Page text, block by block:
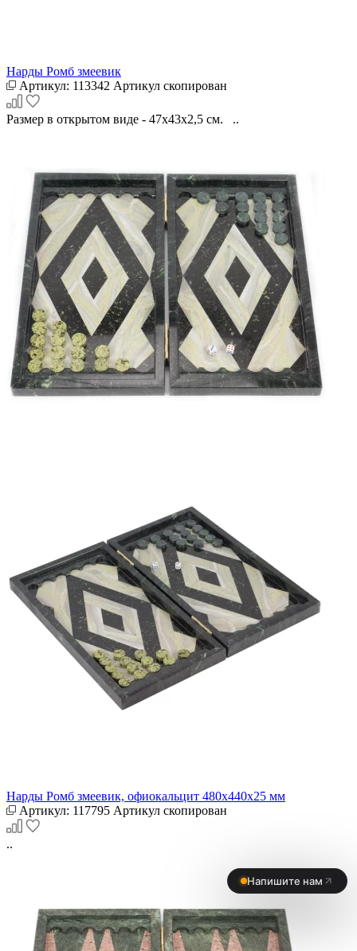
Нарды Ромб змеевик
Артикул: 113342 Артикул скопирован
Размер в открытом виде - 47х43х2,5 см. ..
Нарды Ромб змеевик, офиокальцит 480х440х25 мм
Артикул: 117795 Артикул скопирован
..